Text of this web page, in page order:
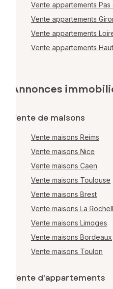
Vente appartements Pas
Vente appartements
Vente appartements
Vente appartements
Annonces
Vente de maisons
Vente maisons Reims
Vente maisons Nice
Vente maisons Caen
Vente maisons Toulouse
Vente maisons Brest
Vente maisons La
Vente maisons Limoges
Vente maisons Bordeaux
Vente maisons Toulon
Vente d'appartements